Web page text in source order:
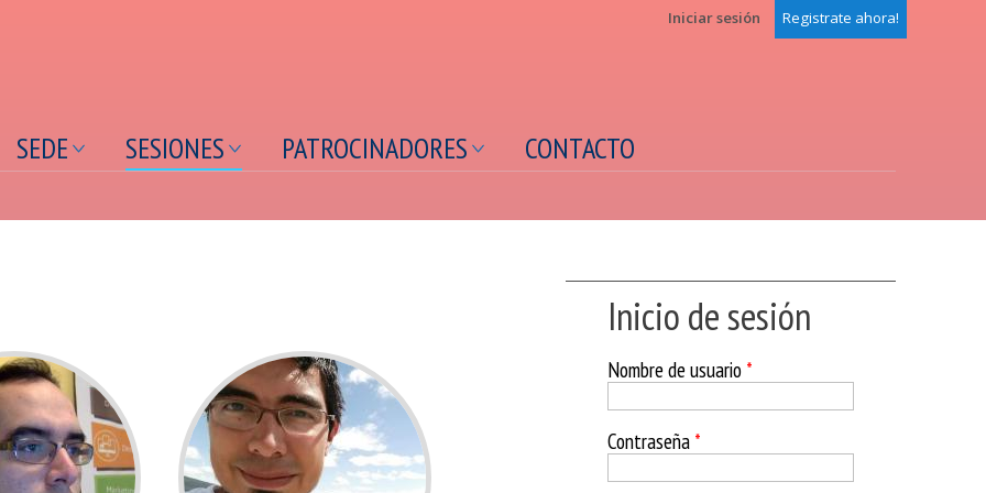
Iniciar sesión Registrate ahora!
SEDE SESIONES PATROCINADORES CONTACTO
Inicio de sesión
Nombre de usuario *
Contraseña *